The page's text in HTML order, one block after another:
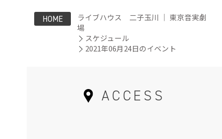
HOME
ライブハウス 二子玉川 ｜ 東京音実劇
場
スケジュール
2021年06月24日のイベント
ACCESS